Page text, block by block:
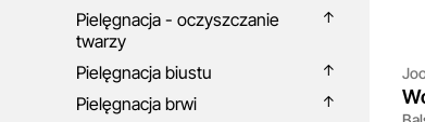
Pielęgnacja - oczyszczanie
twarzy
Pielęgnacja biustu
Pielęgnacja brwi